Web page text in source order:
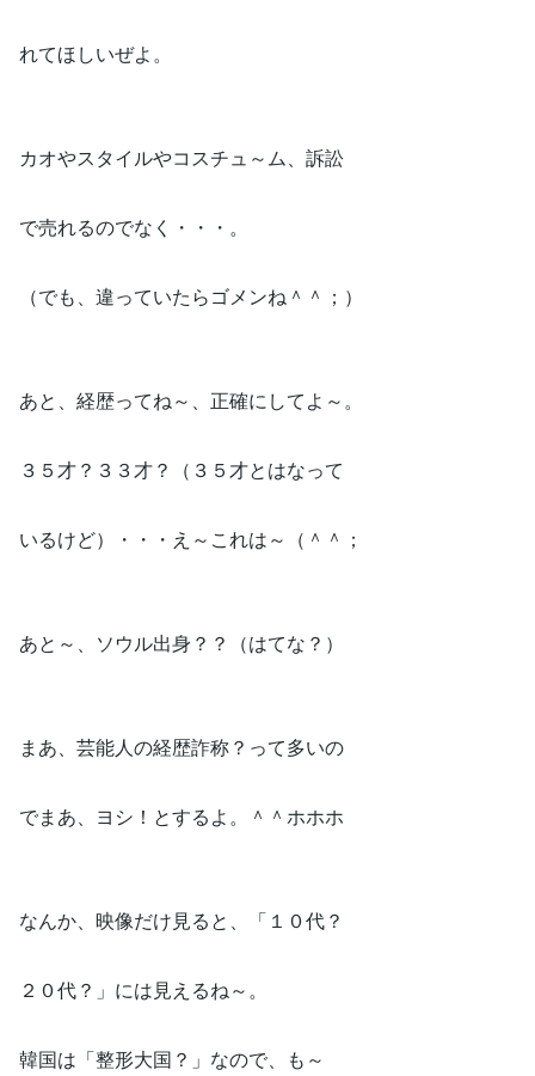
れてほしいぜよ。
カオやスタイルやコスチュ～ム、訴訟
で売れるのでなく・・・。
（でも、違っていたらゴメンね＾＾；）
あと、経歴ってね～、正確にしてよ～。
３５才？３３才？（３５才とはなって
いるけど）・・・え～これは～（＾＾；
あと～、ソウル出身？？（はてな？）
まあ、芸能人の経歴詐称？って多いの
でまあ、ヨシ！とするよ。＾＾ホホホ
なんか、映像だけ見ると、「１０代？
２０代？」には見えるね～。
韓国は「整形大国？」なので、も～